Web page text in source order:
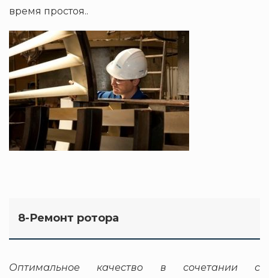
время простоя..
8-Ремонт ротора
Оптимальное качество в сочетании с